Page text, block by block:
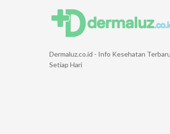
Dermaluz.co.id - Info Kesehatan Terbaru
Setiap Hari